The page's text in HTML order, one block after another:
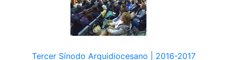
Tercer Sínodo Arquidiocesano | 2016-2017